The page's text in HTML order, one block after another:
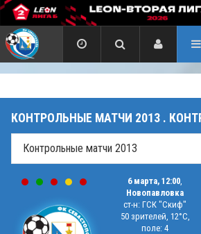
КОНТРОЛЬНЫЕ МАТЧИ 2013 .
6 марта, 12:00
Новопавловка
ст-н: ГСК "Скиф"
50 зрителей, 12°C,
поле: 4